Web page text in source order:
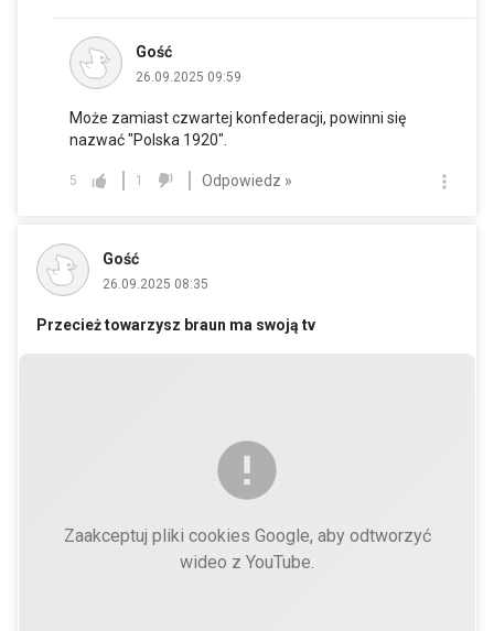
Gość
26.09.2025 09:59
Może zamiast czwartej konfederacji, powinni się
nazwać "Polska 1920".
5 1 Odpowiedz »
Gość
26.09.2025 08:35
Przecież towarzysz braun ma swoją tv
Zaakceptuj pliki cookies Google, aby odtworzyć
wideo z YouTube.